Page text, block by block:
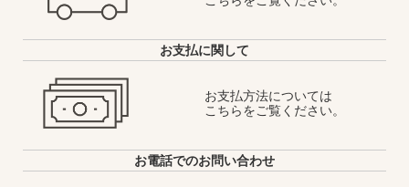
お支払に関して
お支払方法については
こちらをご覧ください。
お電話でのお問い合わせ